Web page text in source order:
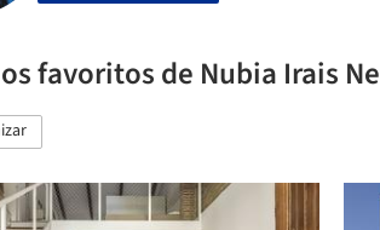
favoritos de Nubia Irais